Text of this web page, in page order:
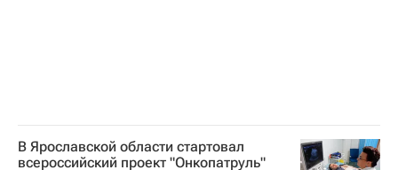
В Ярославской области стартовал
всероссийский проект "Онкопатруль"